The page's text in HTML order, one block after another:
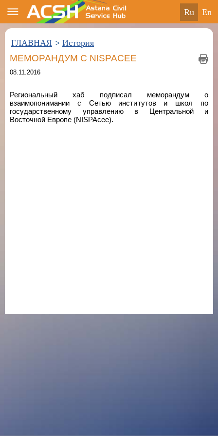
ru en
ГЛАВНАЯ > История
МЕМОРАНДУМ С NISPACEE
08.11.2016
Региональный хаб подписал меморандум о
взаимопонимании с Сетью институтов и школ по
государственному управлению в Центральной и
Восточной Европе (NISPAcee).